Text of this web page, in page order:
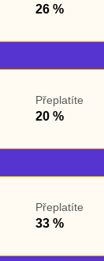
26 %
Přeplatíte
20 %
Přeplatíte
33 %